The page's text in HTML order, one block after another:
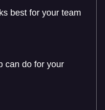
best for your team
can do for your